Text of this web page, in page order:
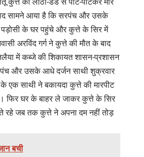
को लाठी-डंडे से पीट-पीटकर मार
सामने आया है कि सरपंच और उसके
के घर पहुंचे और कुत्ते के सिर में
अरविंद गर्ग ने कुत्ते की मौत के बाद
में कब्जे की शिकायत शासन-प्रशासन
और उसके आधे दर्जन साथी शुक्रवार
साथी ने बकायदा कुत्ते की मारपीट
फिर घर के बाहर ले जाकर कुत्ते के सिर
जब तक कुत्ते ने अपना दम नहीं तोड़
बची